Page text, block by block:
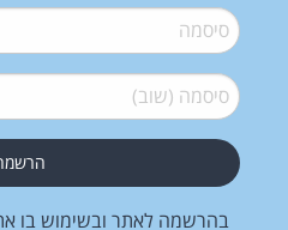
סיסמה*
סיסמה (שוב)*
בהרשמה לאתר ובשימוש בו